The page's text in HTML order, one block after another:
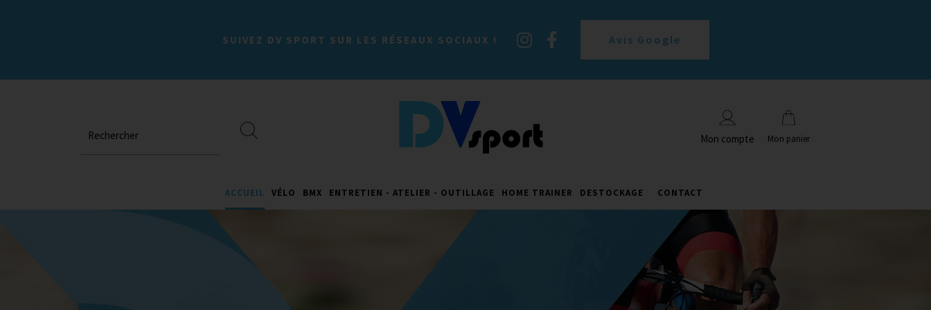
SUIVEZ DV SPORT SUR LES RÉSEAUX SOCIAUX ! Avis Google
Rechercher Mon compte Mon panier
ACCUEIL VÉLO BMX ENTRETIEN - ATELIER - OUTILLAGE HOME TRAINER DESTOCKAGE CONTACT